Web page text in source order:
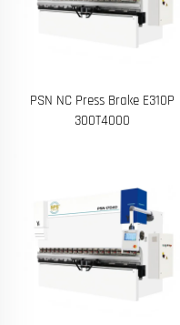
PSN NC Press Brake E310P
300T4000